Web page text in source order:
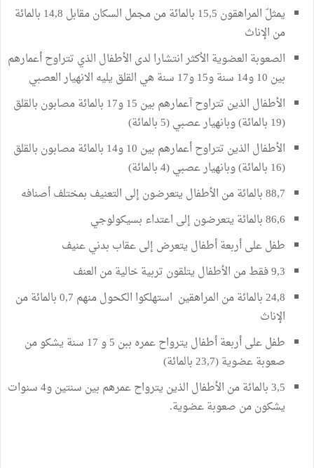
يمثلّ المراهقون 15,5 بالمائة من مجمل السكان مقابل 14,8 بالمائة
من الإناث
الصعوبة العضوية الأكثر انتشارا لدى الأطفال الذي تتراوح أعمارهم
بين 10 و14 سنة و15 و17 سنة هي القلق يليه الانهيار العصبي
الأطفال الذين تتراوح آعمارهم بين 15 و17 بالمائة مصابون بالقلق
(19 بالمائة) وبانهيار عصبي (5 بالمائة)
الأطفال الذين تتراوح أعمارهم بين 10 و14 بالمائة مصابون بالقلق
(16 بالمائة) وبانهيار عصبي (4 بالمائة)
88,7 بالمائة من الأطفال يتعرضون إلى التعنيف بمختلف أصنافه
86,6 بالمائة يتعرضون إلى اعتداء بسيكولوجي
طفل على أربعة أطفال يتعرض إلى عقاب بدني عنيف
9,3 فقط من الأطفال يتلقون تربية خالية من العنف
24,8 بالمائة من المراهقين استهلكوا الكحول منهم 0,7 بالمائة من
الإناث
طفل على أربعة أطفال يترواح عمره ببن 5 و 17 سنة يشكو من
صعوبة عضوية (23,7 بالمائة)
3,5 بالمائة من الأطفال الذين يترواح عمرهم بين سنتين و4 سنوات
يشكون من صعوبة عضوية.